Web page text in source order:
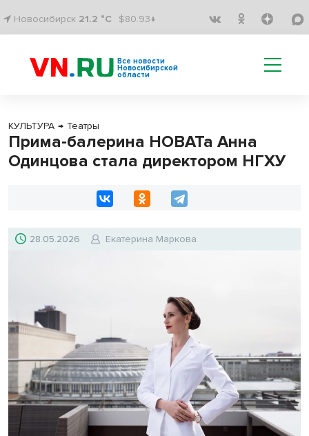
Новосибирск 21.2 °C $80.93↓
Все новости
Новосибирской
области
КУЛЬТУРА → Театры
Прима-балерина НОВАТа Анна
Одинцова стала директором НГХУ
28.05.2026 Екатерина Маркова